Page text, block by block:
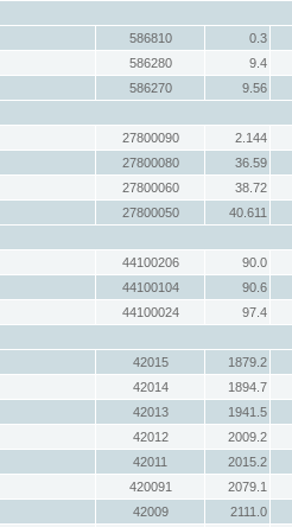
586810
0.3
586280
9.4
586270
9.56
27800090
2.144
27800080
36.59
27800060
38.72
27800050
40.611
44100206
90.0
44100104
90.6
44100024
97.4
42015
1879.2
42014
1894.7
42013
1941.5
42012
2009.2
42011
2015.2
420091
2079.1
42009
2111.0